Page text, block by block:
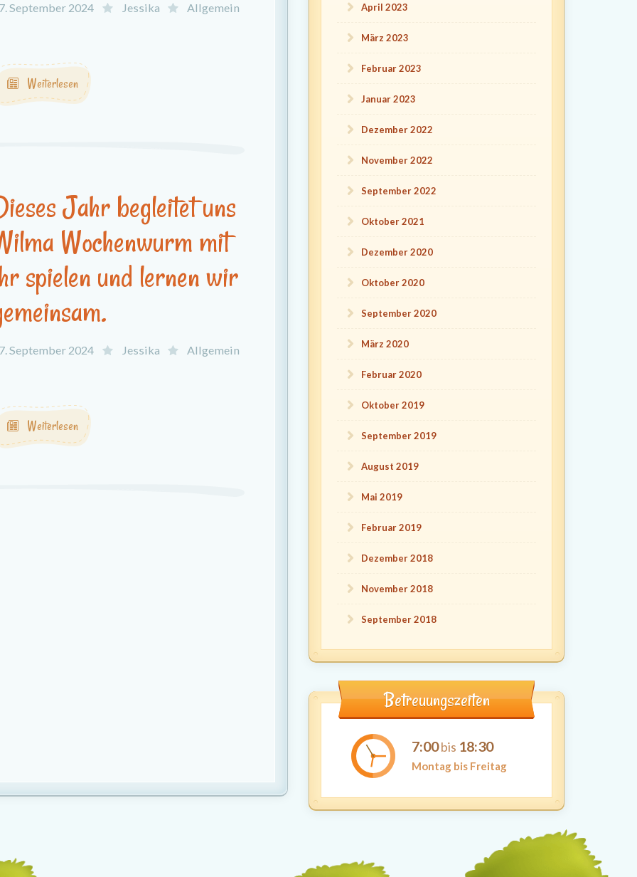
September 2024 Jessika Allgemein
Weiterlesen
Jahr begleitet uns
Wochenwurm mit
spielen und lernen wir
September 2024 Jessika Allgemein
Weiterlesen
April 2023
März 2023
Februar 2023
Januar 2023
Dezember 2022
November 2022
September 2022
Oktober 2021
Dezember 2020
Oktober 2020
September 2020
März 2020
Februar 2020
Oktober 2019
September 2019
August 2019
Mai 2019
Februar 2019
Dezember 2018
November 2018
September 2018
Betreuungszeiten
7:00bis 18:30
Montag bis Freitag